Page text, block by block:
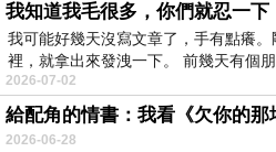
我知道我毛很多，你們就忍一下
我可能好幾天沒寫文章了，手有點癢
裡，就拿出來發洩一下。 前幾天有個朋
2026-07-02
給配角的情書：我看《欠你的那
2026-06-28